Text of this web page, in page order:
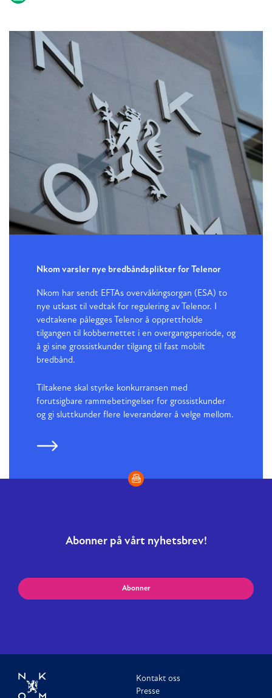
Nkom varsler nye bredbåndsplikter for Telenor
Nkom har sendt EFTAs overvåkingsorgan (ESA) to
nye utkast til vedtak for regulering av Telenor. I
vedtakene pålegges Telenor å opprettholde
tilgangen til kobbernettet i en overgangsperiode, og
å gi sine grossistkunder tilgang til fast mobilt
bredbånd.
Tiltakene skal styrke konkurransen med
forutsigbare rammebetingelser for grossistkunder
og gi sluttkunder flere leverandører å velge mellom.
Abonner på vårt nyhetsbrev!
Abonner
Kontakt oss
Presse